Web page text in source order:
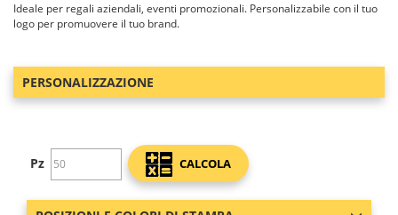
Ideale per regali aziendali, eventi promozionali. Personalizzabile con il tuo
logo per promuovere il tuo brand.
PERSONALIZZAZIONE
Pz CALCOLA